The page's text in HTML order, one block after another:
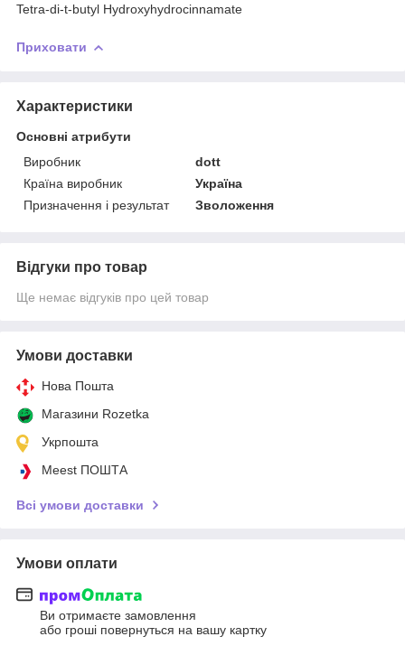
Tetra-di-t-butyl Hydroxyhydrocinnamate
Приховати
Характеристики
Основні атрибути
Виробник
dott
Країна виробник
Україна
Призначення і результат
Зволоження
Відгуки про товар
Ще немає відгуків про цей товар
Умови доставки
Нова Пошта
Магазини Rozetka
Укрпошта
Meest ПОШТА
Всі умови доставки
Умови оплати
Ви отримаєте замовлення
або гроші повернуться на вашу картку